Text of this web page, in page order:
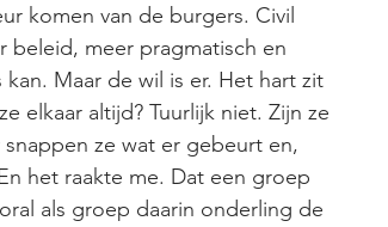
komen van de burgers. Civil
beleid, meer pragmatisch en
Maar de wil is er. Het hart zit
elkaar altijd? Tuurlijk niet. Zijn ze
ze wat er gebeurt en,
het raakte me. Dat een groep
als groep daarin onderling de